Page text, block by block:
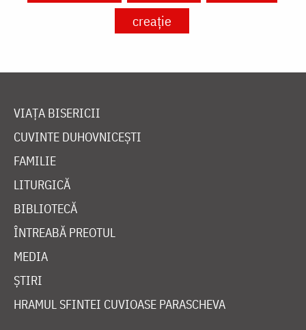
creație
VIAȚA BISERICII
CUVINTE DUHOVNICEȘTI
FAMILIE
LITURGICĂ
BIBLIOTECĂ
ÎNTREABĂ PREOTUL
MEDIA
ȘTIRI
HRAMUL SFINTEI CUVIOASE PARASCHEVA